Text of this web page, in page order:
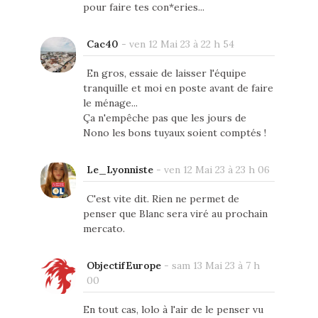
pour faire tes con*eries...
Cac40 - ven 12 Mai 23 à 22 h 54
En gros, essaie de laisser l'équipe
tranquille et moi en poste avant de faire
le ménage...
Ça n'empêche pas que les jours de
Nono les bons tuyaux soient comptés !
Le_Lyonniste- ven 12 Mai 23 à 23 h 06
C'est vite dit. Rien ne permet de
penser que Blanc sera viré au prochain
mercato.
ObjectifEurope- sam 13 Mai 23 à 7 h
00
En tout cas, lolo à l'air de le penser vu